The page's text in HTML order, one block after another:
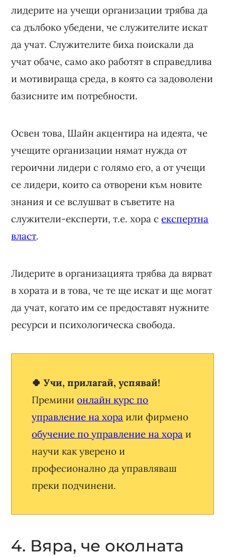
лидерите на учещи организации трябва да
са дълбоко убедени, че служителите искат
да учат. Служителите биха поискали да
учат обаче, само ако работят в справедлива
и мотивираща среда, в която са задоволени
базисните им потребности.
Освен това, Шайн акцентира на идеята, че
учещите организации нямат нужда от
героични лидери с голямо его, а от учещи
се лидери, които са отворени към новите
знания и се вслушват в съветите на
служители-експерти, т.е. хора секспертна
власт.
Лидерите в организацията трябва да вярват
в хората и в това, че те ще искат и ще могат
да учат, когато им се предоставят нужните
ресурси и психологическа свобода.
🍀 Учи, прилагай, успявай!
Преминионлайн курс по
управление на хора или фирмено
обучение по управление на хора и
научи как уверено и
професионално да управляваш
преки подчинени.
4. Вяра, че околната